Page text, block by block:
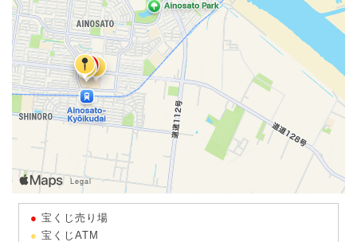
宝くじ売り場
宝くじATM